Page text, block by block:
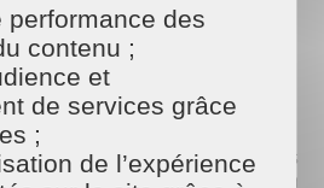
sommes rendus à
Nous avons rencontré
les métiers de la
et les particuliers.
de leur apporter des solutions
durs de la vie et de les aider à
performance des
contenu ;
et
de services grâce
;
de l’expérience